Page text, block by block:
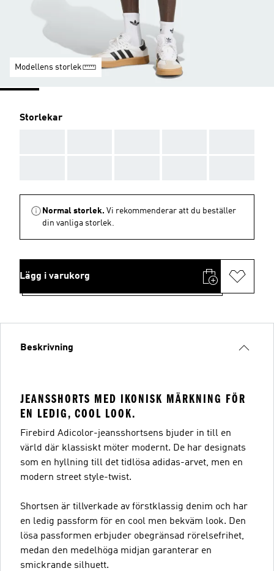
Modellens storlek
Storlekar
Normal storlek. Vi rekommenderar att du beställer
din vanliga storlek.
Lägg i varukorg
Beskrivning
JEANSSHORTS MED IKONISK MÄRKNING FÖR
EN LEDIG, COOL LOOK.
Firebird Adicolor-jeansshortsens bjuder in till en
värld där klassiskt möter modernt. De har designats
som en hyllning till det tidlösa adidas-arvet, men en
modern street style-twist.
Shortsen är tillverkade av förstklassig denim och har
en ledig passform för en cool men bekväm look. Den
lösa passformen erbjuder obegränsad rörelsefrihet,
medan den medelhöga midjan garanterar en
smickrande silhuett.